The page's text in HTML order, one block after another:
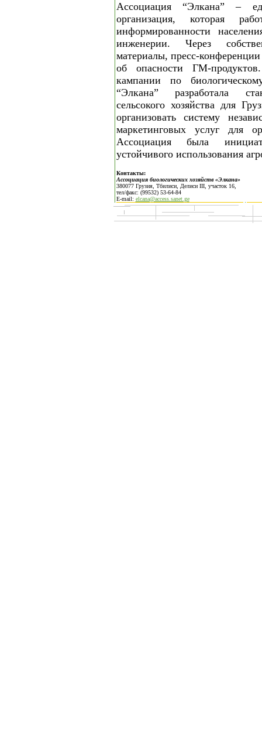
Ассоциация “Элкана” –
организация, которая
информированности
инженерии. Через
материалы, пресс-
об опасности ГМ-
кампании по
“Элкана” разработала
сельсокого хозяйства для
организовать систему
маркетинговых услуг для
Ассоциация была
устойчивого использования
Контакты:
Ассоциация биологических хозяйств «Элкана»
380077 Грузия, Тбилиси, Делиси III, участок 16,
тел/факс: (99532) 53-64-84
E-mail: elcana@access.sanet.ge